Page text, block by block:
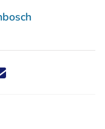
nieuwsbericht via X -
dit nieuwsbericht via
dit nieuwsbericht
Deel dit